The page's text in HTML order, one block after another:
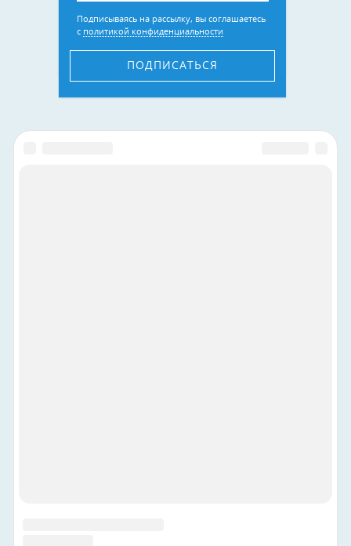
Подписываясь на рассылку, вы соглашаетесь
с политикой конфиденциальности
ПОДПИСАТЬСЯ